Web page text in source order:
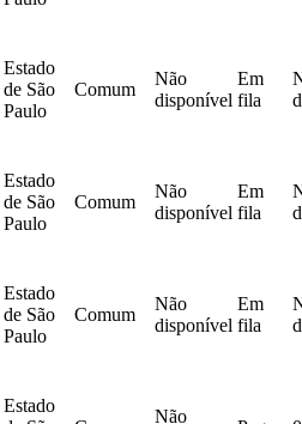
Estado
de São
Paulo
Comum
Não
disponível
Em
fila
Estado
de São
Paulo
Comum
Não
disponível
Em
fila
Estado
de São
Paulo
Comum
Não
disponível
Em
fila
Estado
Não